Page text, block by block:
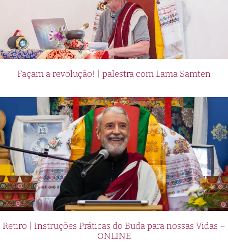
Façam a revolução! | palestra com Lama Samten
Retiro | Instruções Práticas do Buda para nossas Vidas –
ONLINE